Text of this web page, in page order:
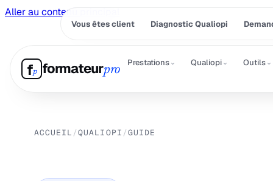
Aller au contenu principal
Vous êtes client Diagnostic Qualiopi
fp formateurpro
Prestations⌄ Qualiopi⌄ Outils⌄
ACCUEIL /QUALIOPI /GUIDE